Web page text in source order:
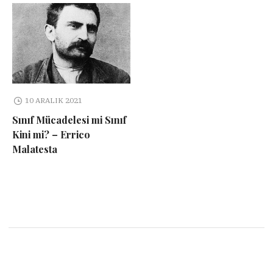
10 ARALIK 2021
Sınıf Mücadelesi mi Sınıf
Kini mi? – Errico
Malatesta